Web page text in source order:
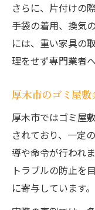
ゴミ屋
住環境
厚木市
ゴミ屋
心の負
一歩ず
ゴミ屋
厚木市
さらに、片付けの
手袋の着用、換気
には、重い家具の
理をせず専門業者
厚木市のゴミ屋
厚木市ではゴミ屋
されており、一定
導や命令が行われ
トラブルの防止を
に寄与しています。